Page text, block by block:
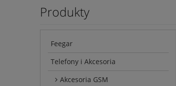
Produkty
Feegar
Telefony i Akcesoria
Akcesoria GSM